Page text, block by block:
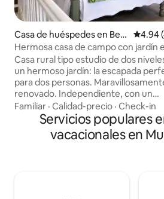
Casa de huéspedes en Bee
chworth
4.94
Hermosa casa de campo con jardín
Beechworth
Casa rural tipo estudio de dos
un hermoso jardín: la escapada
para dos personas.
renovado. Independiente, con un
dormitorio con cama queen que da a
una terraza privada con parrilla y
jardín. En la planta baja hay una sala
estar que da a una terraza, una
Familiar · Calidad-precio · Check-in
Servicios populares
vacacionales en